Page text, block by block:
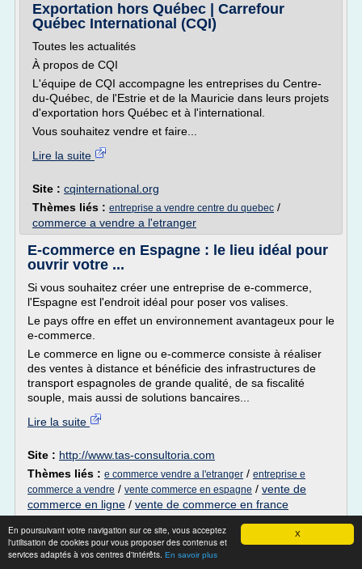
X
En poursuivant votre navigation sur ce site, vous acceptez
l'utilisation de cookies pour vous proposer des contenus et
services adaptés à vos centres d'intérêts. En savoir plus
Exportation hors Québec | Carrefour
Québec International (CQI)
Toutes les actualités
À propos de CQI
L'équipe de CQI accompagne les entreprises du Centre-
du-Québec, de l'Estrie et de la Mauricie dans leurs projets
d'exportation hors Québec et à l'international.
Vous souhaitez vendre et faire...
Lire la suite
Site : cqinternational.org
Thèmes liés : entreprise a vendre centre du quebec /
commerce a vendre a l'etranger
E-commerce en Espagne : le lieu idéal pour
ouvrir votre ...
Si vous souhaitez créer une entreprise de e-commerce,
l'Espagne est l'endroit idéal pour poser vos valises.
Le pays offre en effet un environnement avantageux pour le
e-commerce.
Le commerce en ligne ou e-commerce consiste à réaliser
des ventes à distance et bénéficie des infrastructures de
transport espagnoles de grande qualité, de sa fiscalité
souple, mais aussi de solutions bancaires...
Lire la suite
Site : http://www.tas-consultoria.com
Thèmes liés : e commerce vendre a l'etranger / entreprise e
commerce a vendre / vente commerce en espagne / vente de
commerce en ligne / vente de commerce en france
logiciel prix de revient, calcul du prix de
revient, marge ...